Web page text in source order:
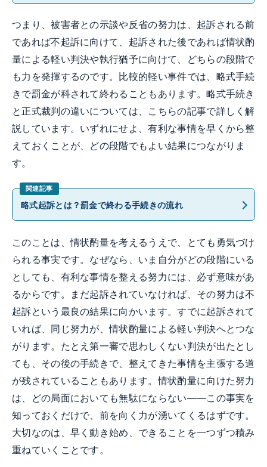
つまり、被害者との示談や反省の努力は、起訴される前
であれば不起訴に向けて、起訴された後であれば情状酌
量による軽い判決や執行猶予に向けて、どちらの段階で
も力を発揮するのです。比較的軽い事件では、略式手続
きで罰金が科されて終わることもあります。略式手続き
と正式裁判の違いについては、こちらの記事で詳しく解
説しています。いずれにせよ、有利な事情を早くから整
えておくことが、どの段階でもよい結果につながりま
す。
略式起訴とは？罰金で終わる手続きの流れ
このことは、情状酌量を考えるうえで、とても勇気づけ
られる事実です。なぜなら、いま自分がどの段階にいる
としても、有利な事情を整える努力には、必ず意味があ
るからです。まだ起訴されていなければ、その努力は不
起訴という最良の結果に向かいます。すでに起訴されて
いれば、同じ努力が、情状酌量による軽い判決へとつな
がります。たとえ第一審で思わしくない判決が出たとし
ても、その後の手続きで、整えてきた事情を主張する道
が残されていることもあります。情状酌量に向けた努力
は、どの局面においても無駄にならない——この事実を
知っておくだけで、前を向く力が湧いてくるはずです。
大切なのは、早く動き始め、できることを一つずつ積み
重ねていくことです。